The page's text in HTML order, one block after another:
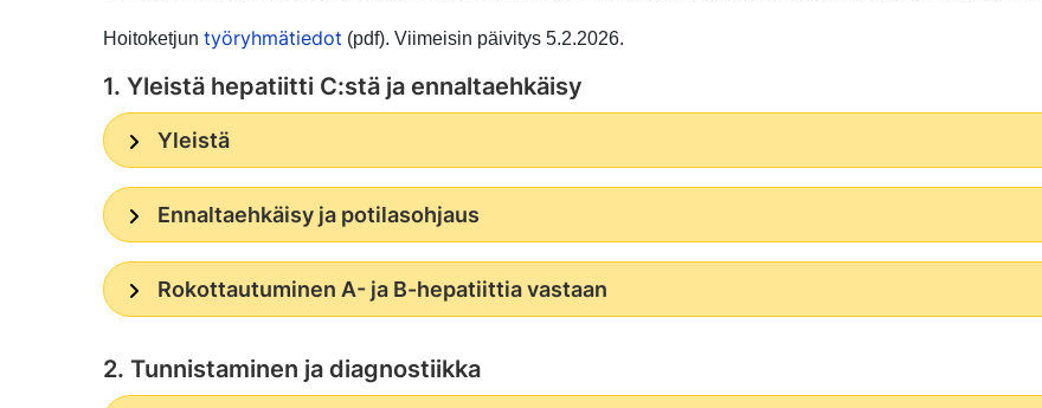
Hoitoketjun työryhmätiedot (pdf). Viimeisin päivitys 5.2.2026.
1. Yleistä hepatiitti C:stä ja ennaltaehkäisy
Yleistä
Ennaltaehkäisy ja potilasohjaus
Rokottautuminen A- ja B-hepatiittia vastaan
2. Tunnistaminen ja diagnostiikka